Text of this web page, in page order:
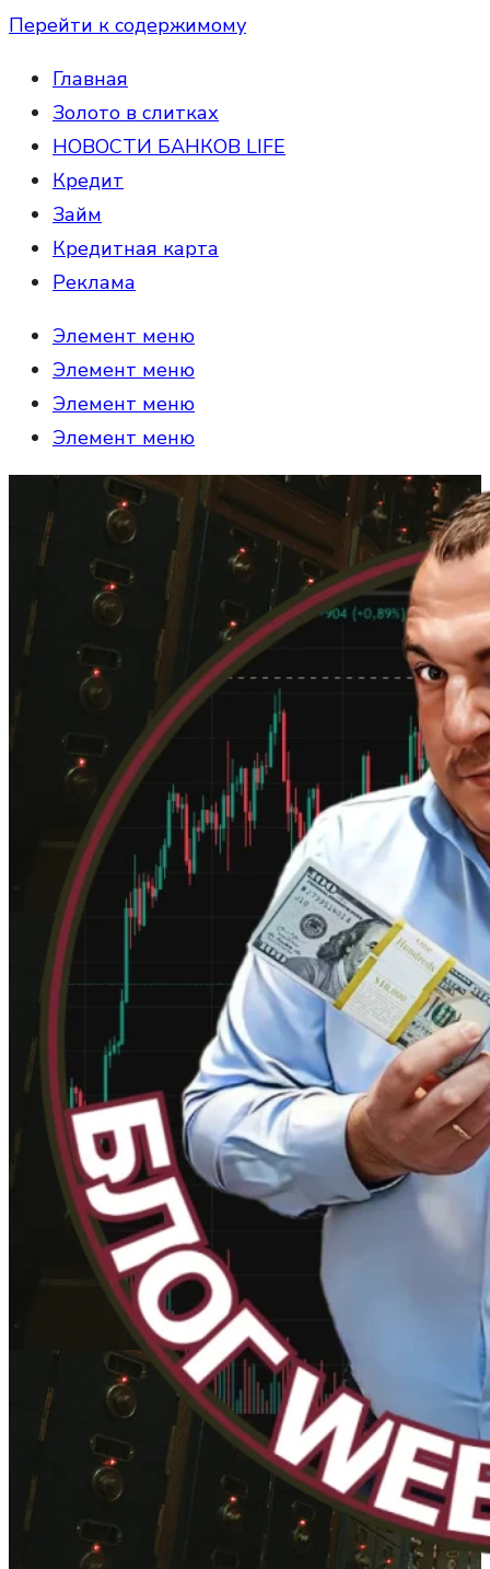
Перейти к содержимому
Главная
Золото в слитках
НОВОСТИ БАНКОВ LIFE
Кредит
Займ
Кредитная карта
Реклама
Элемент меню
Элемент меню
Элемент меню
Элемент меню